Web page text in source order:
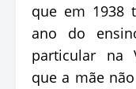
que em 1938
ano do
particular na
que a mãe